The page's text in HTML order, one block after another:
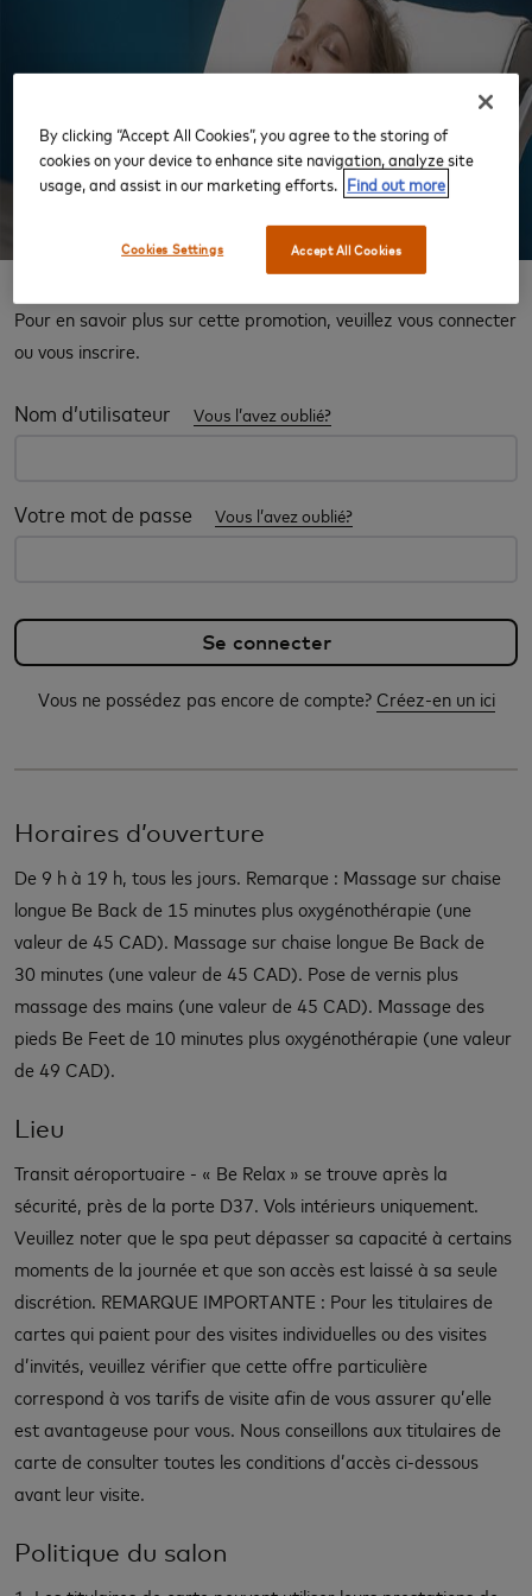
Pour en savoir plus sur cette promotion, veuillez vous connecter
ou vous inscrire.
Nom d’utilisateur Vous l’avez oublié?
Votre mot de passe Vous l’avez oublié?
Vous ne possédez pas encore de compte? Créez-en un ici
Horaires d’ouverture
De 9 h à 19 h, tous les jours. Remarque : Massage sur chaise
longue Be Back de 15 minutes plus oxygénothérapie (une
valeur de 45 CAD). Massage sur chaise longue Be Back de
30 minutes (une valeur de 45 CAD). Pose de vernis plus
massage des mains (une valeur de 45 CAD). Massage des
pieds Be Feet de 10 minutes plus oxygénothérapie (une valeur
de 49 CAD).
Lieu
Transit aéroportuaire - « Be Relax » se trouve après la
sécurité, près de la porte D37. Vols intérieurs uniquement.
Veuillez noter que le spa peut dépasser sa capacité à certains
moments de la journée et que son accès est laissé à sa seule
discrétion. REMARQUE IMPORTANTE : Pour les titulaires de
cartes qui paient pour des visites individuelles ou des visites
d’invités, veuillez vérifier que cette offre particulière
correspond à vos tarifs de visite afin de vous assurer qu’elle
est avantageuse pour vous. Nous conseillons aux titulaires de
carte de consulter toutes les conditions d’accès ci-dessous
avant leur visite.
Politique du salon
By clicking “Accept All Cookies”, you agree to the storing of
cookies on your device to enhance site navigation, analyze site
usage, and assist in our marketing efforts. Find out more
Accept All Cookies
Cookies Settings